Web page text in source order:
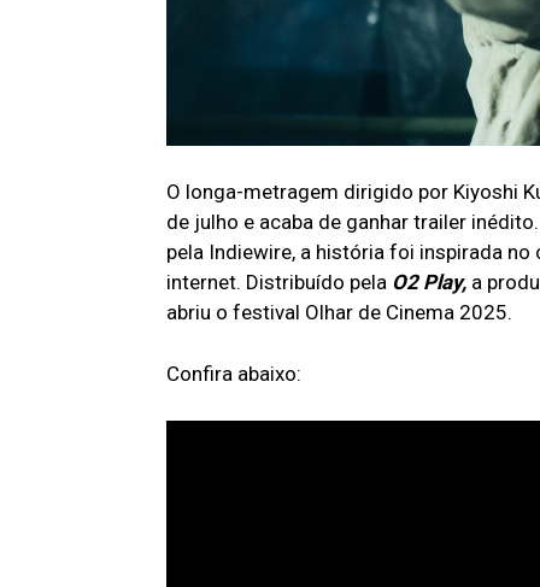
O longa-metragem dirigido por Kiyoshi
de julho e acaba de ganhar trailer
pela Indiewire, a história foi inspirada
internet. Distribuído pela O2 Play, a
abriu o festival Olhar de Cinema 2025.
Confira abaixo: